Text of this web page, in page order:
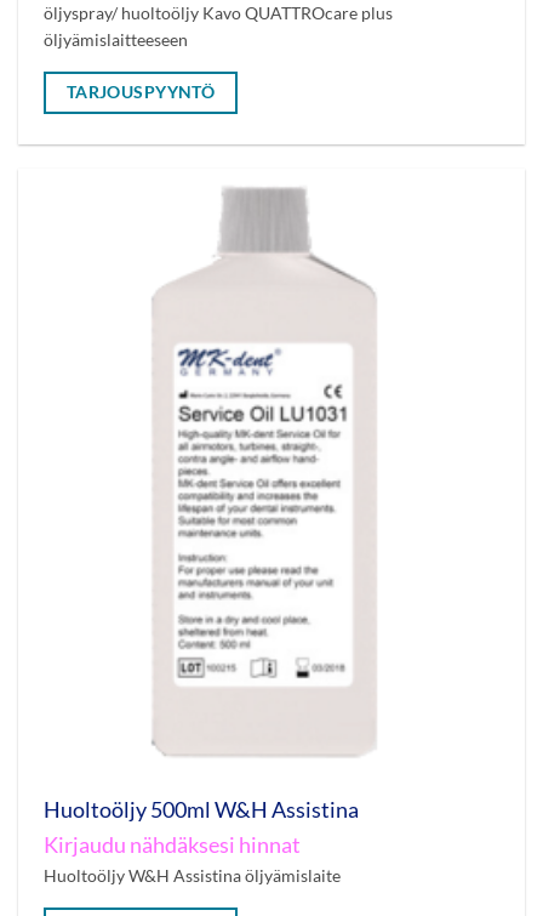
öljyspray/ huoltoöljy Kavo QUATTROcare plus
öljyämislaitteeseen
TARJOUSPYYNTÖ
Huoltoöljy 500ml W&H Assistina
Kirjaudu nähdäksesi hinnat
Huoltoöljy W&H Assistina öljyämislaite